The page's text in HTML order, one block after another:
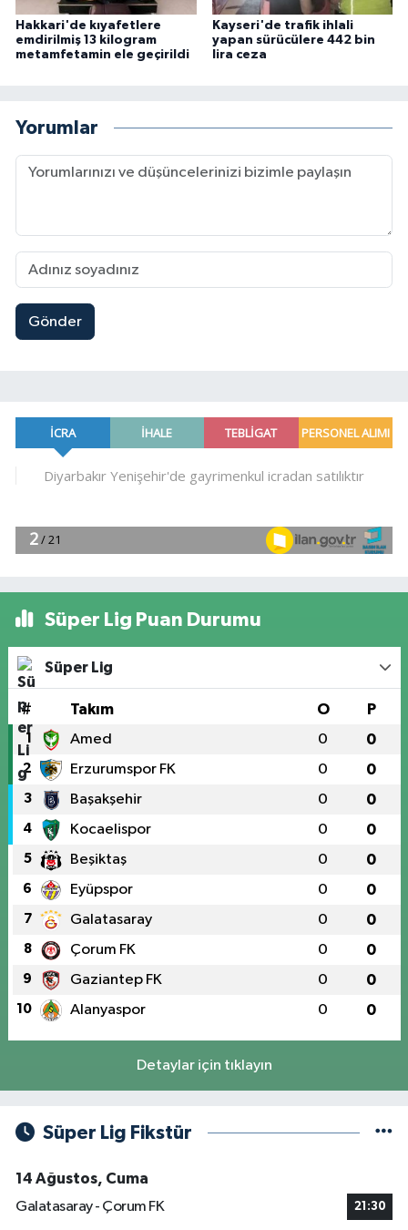
Hakkari'de kıyafetlere
emdirilmiş 13 kilogram
metamfetamin ele geçirildi
Kayseri'de trafik ihlali
yapan sürücülere 442 bin
lira ceza
Yorumlar
Gönder
Süper Lig Puan Durumu
Süper Lig
# Takım O P
1 Amed 0 0
2 Erzurumspor FK 0 0
3 Başakşehir 0 0
4 Kocaelispor 0 0
5 Beşiktaş 0 0
6 Eyüpspor 0 0
7 Galatasaray 0 0
8 Çorum FK 0 0
9 Gaziantep FK 0 0
10 Alanyaspor 0 0
Detaylar için tıklayın
Süper Lig Fikstür
14 Ağustos, Cuma
Galatasaray - Çorum FK
21:30